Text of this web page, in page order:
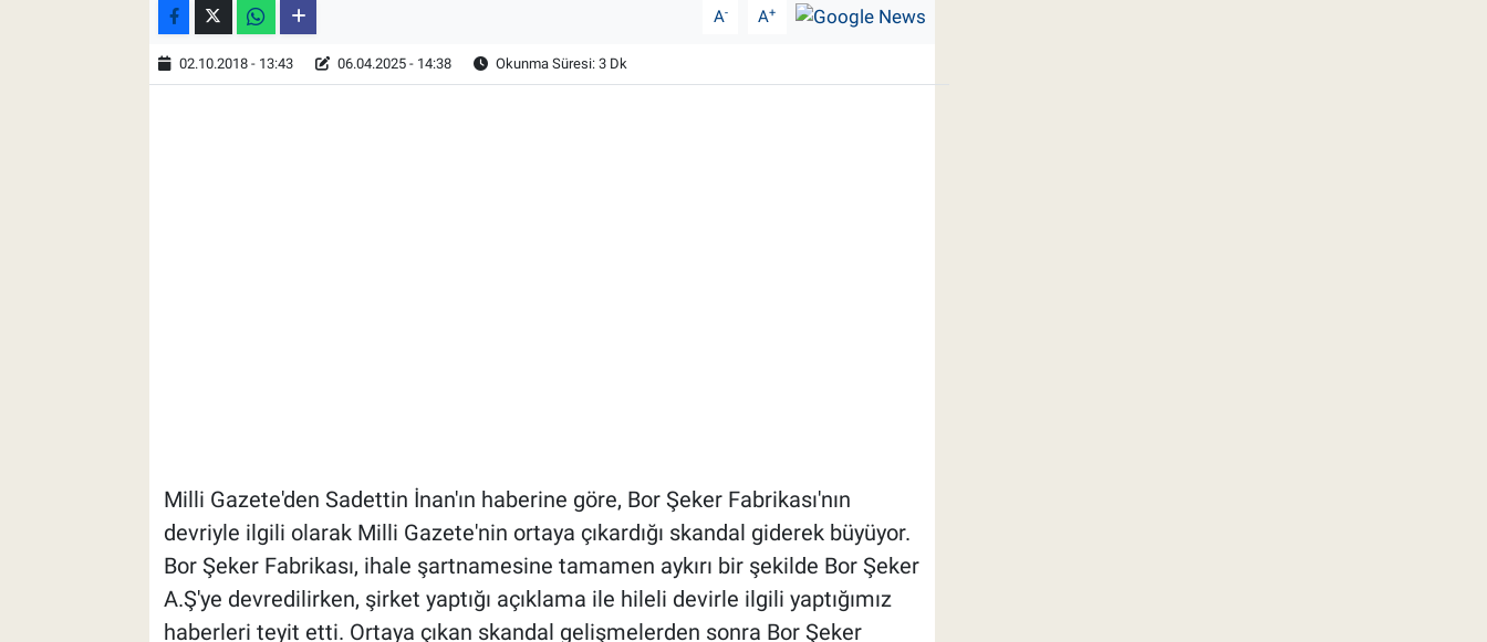
A- A+
02.10.2018 - 13:43 06.04.2025 - 14:38 Okunma Süresi: 3 Dk
Milli Gazete'den Sadettin İnan'ın haberine göre, Bor Şeker Fabrikası'nın
devriyle ilgili olarak Milli Gazete'nin ortaya çıkardığı skandal giderek büyüyor.
Bor Şeker Fabrikası, ihale şartnamesine tamamen aykırı bir şekilde Bor Şeker
A.Ş'ye devredilirken, şirket yaptığı açıklama ile hileli devirle ilgili yaptığımız
haberleri teyit etti. Ortaya çıkan skandal gelişmelerden sonra Bor Şeker